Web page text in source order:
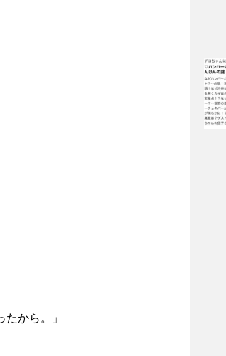
から。」